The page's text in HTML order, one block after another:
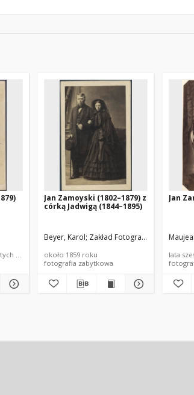
XIX wieku
Jan Zamoyski (1802–1879) z
córką Jadwigą (1844–1895)
Beyer, Karol Zakład Fotograficzny Karola
około 1859 roku
fotografia zabytkowa
Jan
lata